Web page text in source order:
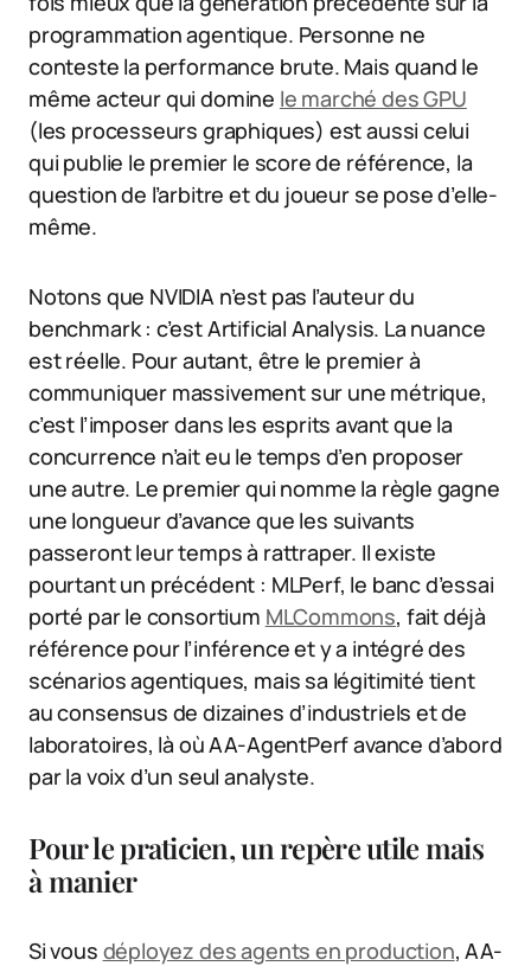
programmation agentique. Personne ne
conteste la performance brute. Mais quand le
même acteur qui domine le marché des GPU
(les processeurs graphiques) est aussi celui
qui publie le premier le score de référence, la
question de l’arbitre et du joueur se pose d’elle-
même.
Notons que NVIDIA n’est pas l’auteur du
benchmark : c’est Artificial Analysis. La nuance
est réelle. Pour autant, être le premier à
communiquer massivement sur une métrique,
c’est l’imposer dans les esprits avant que la
concurrence n’ait eu le temps d’en proposer
une autre. Le premier qui nomme la règle gagne
une longueur d’avance que les suivants
passeront leur temps à rattraper. Il existe
pourtant un précédent : MLPerf, le banc d’essai
porté par le consortium MLCommons, fait déjà
référence pour l’inférence et y a intégré des
scénarios agentiques, mais sa légitimité tient
au consensus de dizaines d’industriels et de
laboratoires, là où AA-AgentPerf avance d’abord
par la voix d’un seul analyste.
Pour le praticien, un repère utile mais
à manier
Si vous déployez des agents en production, AA-